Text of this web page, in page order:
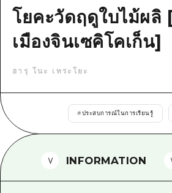
ประวัติศาสตร์ / วั
การรักษา
บริการรับฝากและ
ฮิโรชิมะโอโมะเตะน
ไกด์อาสาสมัครไ
วิดีโอฮิโรชิม่า
คำถามที่พบบ่อย
ดาวน์โหลดรูปภาพ
โยคะวัดฤดูใบไม้ผลิ
เมืองจินเซคิโคเก็น]
ฮารุ โนะ เทระโยะ
#ประสบการณ์ในการเรียนรู้
INFORMATION